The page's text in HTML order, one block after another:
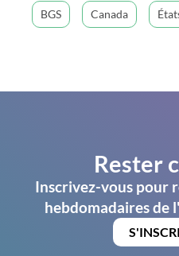
BGS Canada
Rester
Inscrivez-vous pour
hebdomadaires de